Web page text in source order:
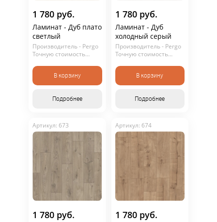
1 780 руб.
Ламинат - Дуб плато
светлый
Производитель - Pergo
Точную стоимость
консультанта. Не
является публичной
офертой.
В корзину
Подробнее
1 780 руб.
Ламинат - Дуб
холодный серый
Производитель - Pergo
Точную стоимость
консультанта. Не
является публичной
офертой.
В корзину
Подробнее
Артикул: 673
1 780 руб.
Артикул: 674
1 780 руб.